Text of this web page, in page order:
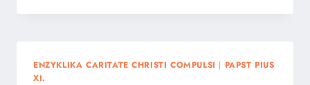
XI.
VEREHRUNG
ENZYKLIKA CARITATE CHRISTI COMPULSI | PAPST PIUS
XI.